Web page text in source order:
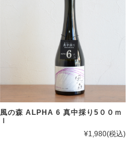
風の森 ALPHA 6 真中採り5００ｍ
ｌ
¥1,980(税込)